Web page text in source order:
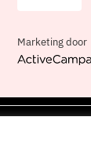
Marketing door
ActiveCampaign